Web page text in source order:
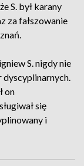
S. był karany
za fałszowanie
S. nigdy nie
dyscyplinarnych.
on
się
i